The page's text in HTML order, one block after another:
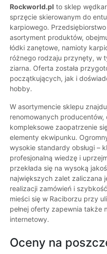
Rockworld.pl to sklep
sprzęcie skierowanym do
karpiowego.
asortyment produktów,
łódki zanętowe, namioty
różnego rodzaju przynęty, w
ziarna. Oferta została
początkujących, jak i
hobby.
W asortymencie sklepu
renomowanych producentów,
kompleksowe zaopatrzenie
elementy ekwipunku.
wysokie standardy obsługi –
profesjonalną wiedzę i
przekłada się na wysoką
największych zalet zaliczana
realizacji zamówień i
mieści się w Raciborzu przy
pełnej oferty zapewnia także
internetowy.
Oceny na